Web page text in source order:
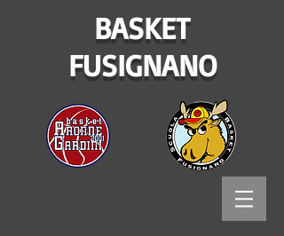
BASKET
FUSIGNANO